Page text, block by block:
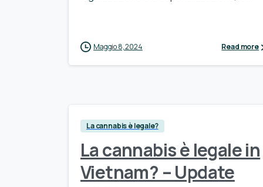
Maggio 8, 2024 Read more
La cannabis è legale?
La cannabis è legale in
Vietnam? – Update